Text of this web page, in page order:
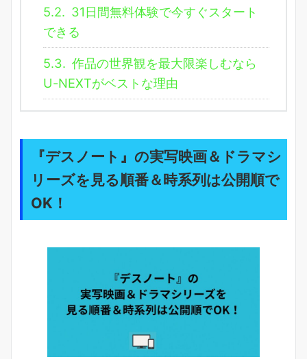
5.2. 31日間無料体験で今すぐスタート
できる
5.3. 作品の世界観を最大限楽しむなら
U-NEXTがベストな理由
『デスノート』の実写映画＆ドラマシ
リーズを見る順番＆時系列は公開順で
OK！